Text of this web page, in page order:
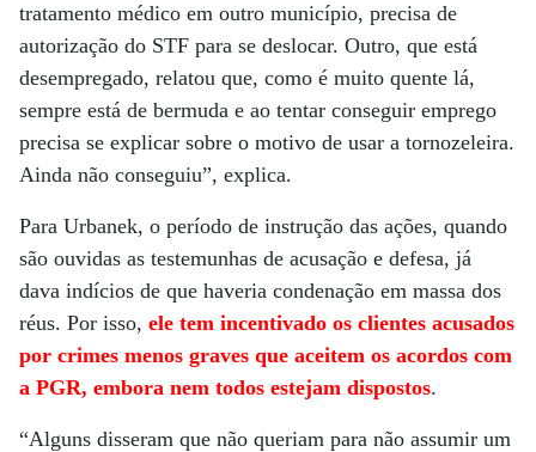
tratamento médico em outro município, precisa de
autorização do STF para se deslocar. Outro, que está
desempregado, relatou que, como é muito quente lá,
sempre está de bermuda e ao tentar conseguir emprego
precisa se explicar sobre o motivo de usar a tornozeleira.
Ainda não conseguiu”, explica.
Para Urbanek, o período de instrução das ações, quando
são ouvidas as testemunhas de acusação e defesa, já
dava indícios de que haveria condenação em massa dos
réus. Por isso, ele tem incentivado os clientes acusados
por crimes menos graves que aceitem os acordos com
a PGR, embora nem todos estejam dispostos.
“Alguns disseram que não queriam para não assumir um